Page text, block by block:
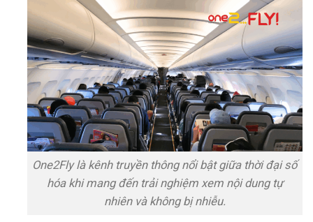
One2Fly là kênh truyền thông nổi bật giữa thời đại số
hóa khi mang đến trải nghiệm xem nội dung tự
nhiên và không bị nhiễu.